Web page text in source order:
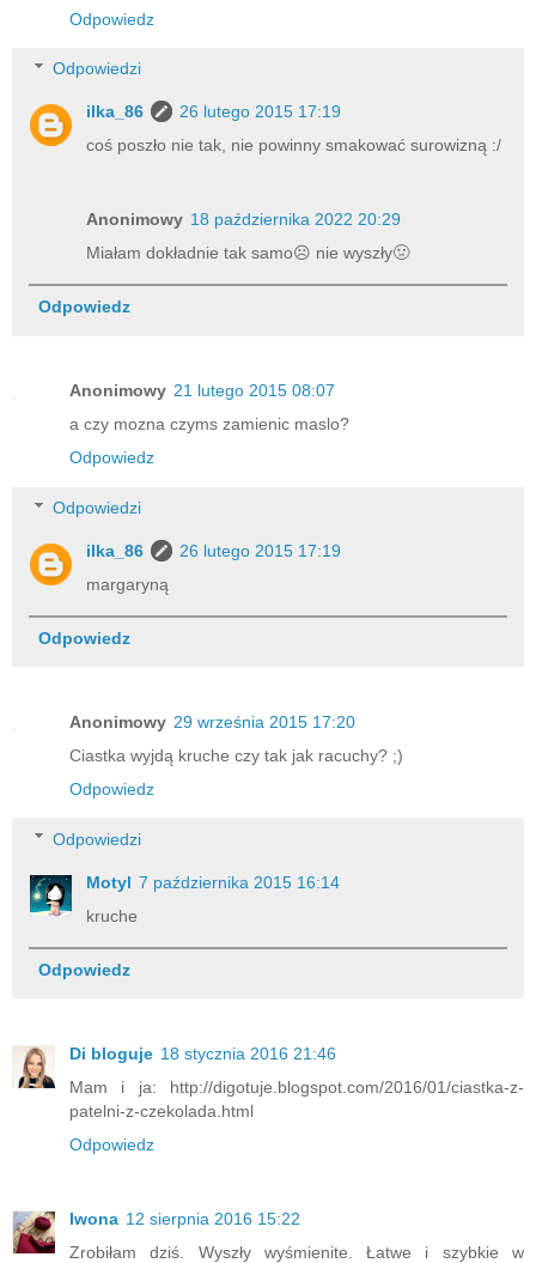
Odpowiedz
Odpowiedzi
ilka_86
26 lutego 2015 17:19
coś poszło nie tak, nie powinny smakować surowizną :/
Anonimowy 18 października 2022 20:29
Miałam dokładnie tak samo☹ nie wyszły🤢
Odpowiedz
Anonimowy 21 lutego 2015 08:07
a czy mozna czyms zamienic maslo?
Odpowiedz
Odpowiedzi
ilka_86
26 lutego 2015 17:19
margaryną
Odpowiedz
Anonimowy 29 września 2015 17:20
Ciastka wyjdą kruche czy tak jak racuchy? ;)
Odpowiedz
Odpowiedzi
Motyl 7 października 2015 16:14
kruche
Odpowiedz
Di bloguje 18 stycznia 2016 21:46
Mam i ja: http://digotuje.blogspot.com/2016/01/ciastka-z-
patelni-z-czekolada.html
Odpowiedz
Iwona 12 sierpnia 2016 15:22
Zrobiłam dziś. Wyszły wyśmienite. Łatwe i szybkie w